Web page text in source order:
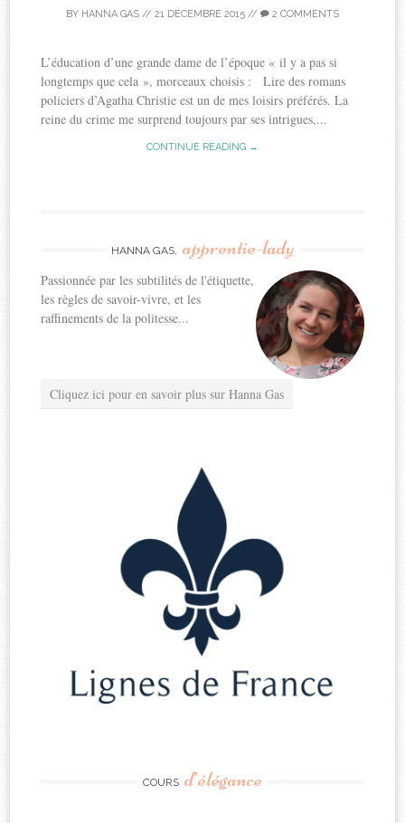
BY HANNA GAS // 21 DÉCEMBRE 2015 // 2 COMMENTS
L’éducation d’une grande dame de l’époque « il y a pas si
longtemps que cela », morceaux choisis : Lire des romans
policiers d’Agatha Christie est un de mes loisirs préférés. La
reine du crime me surprend toujours par ses intrigues,...
CONTINUE READING →
HANNA GAS, apprentie-lady
Passionnée par les subtilités de l'étiquette,
les règles de savoir-vivre, et les
raffinements de la politesse...
Cliquez ici pour en savoir plus sur Hanna Gas
COURS d’élégance